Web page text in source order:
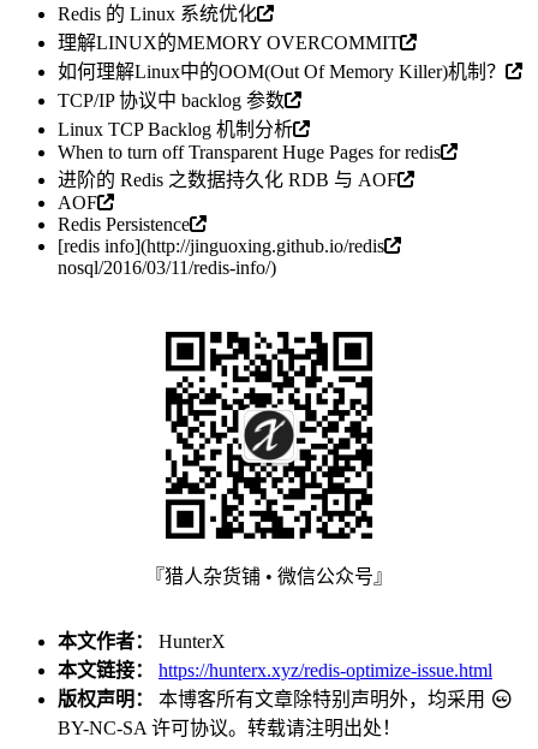
Redis 的 Linux 系统优化
理解LINUX的MEMORY OVERCOMMIT
如何理解Linux中的OOM(Out Of Memory Killer)机制？
TCP/IP 协议中 backlog 参数
Linux TCP Backlog 机制分析
When to turn off Transparent Huge Pages for redis
进阶的 Redis 之数据持久化 RDB 与 AOF
AOF
Redis Persistence
[redis info](http://jinguoxing.github.io/redis
nosql/2016/03/11/redis-info/)
『猎人杂货铺 • 微信公众号』
本文作者： HunterX
本文链接：
https://hunterx.xyz/redis-optimize-issue.html
版权声明： 本博客所有文章除特别声明外，均采用
BY-NC-SA 许可协议。转载请注明出处！